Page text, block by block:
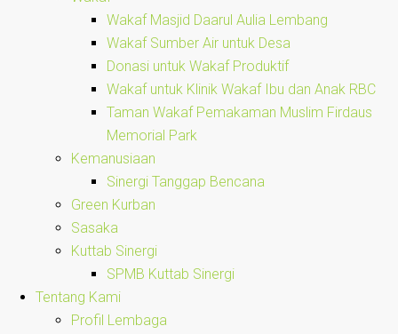
Wakaf Masjid Daarul Aulia Lembang
Wakaf Sumber Air untuk Desa
Donasi untuk Wakaf Produktif
Wakaf untuk Klinik Wakaf Ibu dan Anak RBC
Taman Wakaf Pemakaman Muslim Firdaus
Memorial Park
Kemanusiaan
Sinergi Tanggap Bencana
Green Kurban
Sasaka
Kuttab Sinergi
SPMB Kuttab Sinergi
Tentang Kami
Profil Lembaga